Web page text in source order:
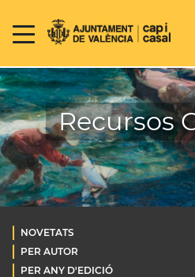
Recursos
NOVETATS
PER AUTOR
PER ANY D'EDICIÓ